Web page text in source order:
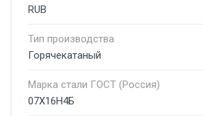
RUB
Тип производства
Горячекатаный
Марка стали ГОСТ (Россия)
07Х16Н4Б